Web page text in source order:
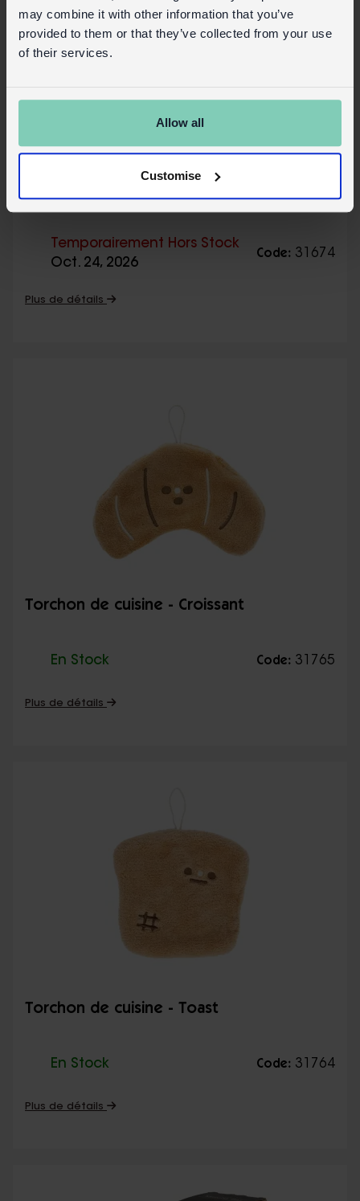
may combine it with other information that you’ve
provided to them or that they’ve collected from your use
of their services.
Allow all
Customise
Poisson
Temporairement Hors Stock
Oct. 24, 2026
Code: 31674
Plus de détails
Torchon de cuisine - Croissant
En Stock Code: 31765
Plus de détails
Torchon de cuisine - Toast
En Stock Code: 31764
Plus de détails